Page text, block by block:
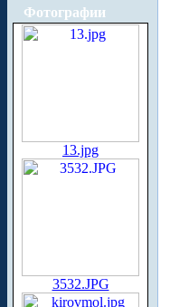
Фотографии
13.jpg
3532.JPG